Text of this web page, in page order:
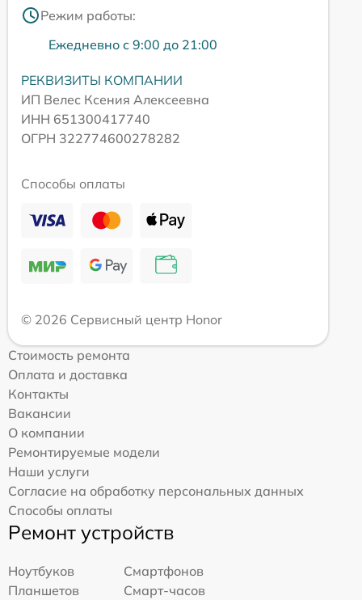
Режим работы:
Ежедневно с 9:00 до 21:00
РЕКВИЗИТЫ КОМПАНИИ
ИП Велес Ксения Алексеевна
ИНН 651300417740
ОГРН 322774600278282
Способы оплаты
© 2026 Сервисный центр Honor
Стоимость ремонта
Оплата и доставка
Контакты
Вакансии
О компании
Ремонтируемые модели
Наши услуги
Согласие на обработку персональных данных
Способы оплаты
Ремонт устройств
Ноутбуков
Смартфонов
Планшетов
Смарт-часов